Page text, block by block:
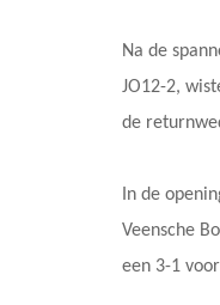
Na de
JO12-2,
de
In de
Veensche
een 3-1